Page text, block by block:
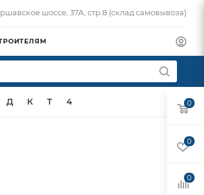
шоссе, 37А, стр.8 (склад самовывоза)
Д К Т 4 0
0
0